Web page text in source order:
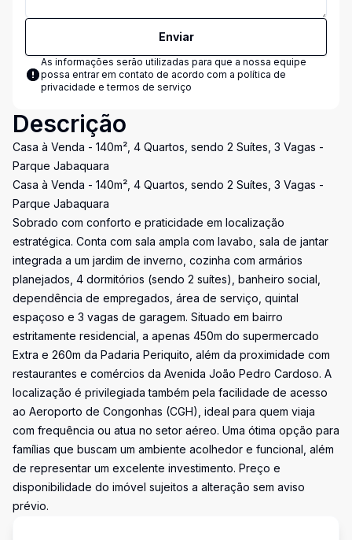
Enviar
As informações serão utilizadas para que a nossa equipe
possa entrar em contato de acordo com a política de
privacidade e termos de serviço
Descrição
Casa à Venda - 140m², 4 Quartos, sendo 2 Suítes, 3 Vagas -
Parque Jabaquara
Casa à Venda - 140m², 4 Quartos, sendo 2 Suítes, 3 Vagas -
Parque Jabaquara
Sobrado com conforto e praticidade em localização
estratégica. Conta com sala ampla com lavabo, sala de jantar
integrada a um jardim de inverno, cozinha com armários
planejados, 4 dormitórios (sendo 2 suítes), banheiro social,
dependência de empregados, área de serviço, quintal
espaçoso e 3 vagas de garagem. Situado em bairro
estritamente residencial, a apenas 450m do supermercado
Extra e 260m da Padaria Periquito, além da proximidade com
restaurantes e comércios da Avenida João Pedro Cardoso. A
localização é privilegiada também pela facilidade de acesso
ao Aeroporto de Congonhas (CGH), ideal para quem viaja
com frequência ou atua no setor aéreo. Uma ótima opção para
famílias que buscam um ambiente acolhedor e funcional, além
de representar um excelente investimento. Preço e
disponibilidade do imóvel sujeitos a alteração sem aviso
prévio.